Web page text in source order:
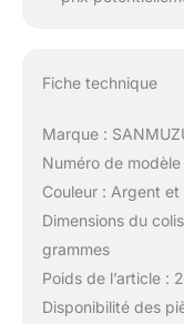
Fiche technique
Marque :
Numéro de
Couleur : Argent et
Dimensions du
grammes
Poids de l’article :
Disponibilité des